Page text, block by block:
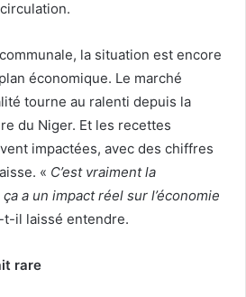
la situation est encore
économique. Le marché
tourne au ralenti depuis la
du Niger. Et les recettes
impactées, avec des chiffres
« C’est vraiment la
a un impact réel sur l’économie
t-il laissé entendre.
rare